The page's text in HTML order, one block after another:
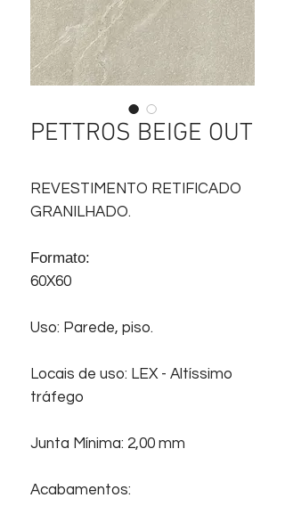
PETTROS BEIGE OUT
REVESTIMENTO RETIFICADO
GRANILHADO.
Formato:
60X60
Uso: Parede, piso.
Locais de uso: LEX - Altíssimo
tráfego
Junta Mínima: 2,00 mm
Acabamentos: